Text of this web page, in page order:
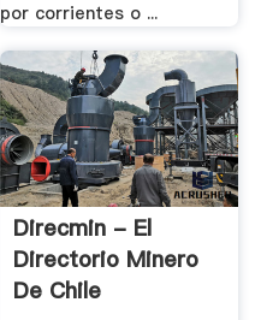
por corrientes o ...
Direcmin - El
Directorio Minero
De Chile